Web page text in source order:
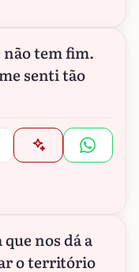
não tem fim.
senti tão
nos dá a
o território